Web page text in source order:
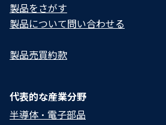
製品をさがす
製品について問い合わせる​
製品売買約款
代表的な産業分野
半導体・電子部品